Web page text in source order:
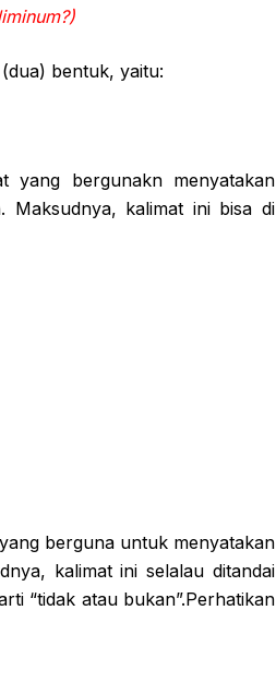
bentuk, yaitu:
yang bergunakn menyatakan
Maksudnya, kalimat ini bisa di
berguna untuk menyatakan
kalimat ini selalau ditandai
“tidak atau bukan”.Perhatikan